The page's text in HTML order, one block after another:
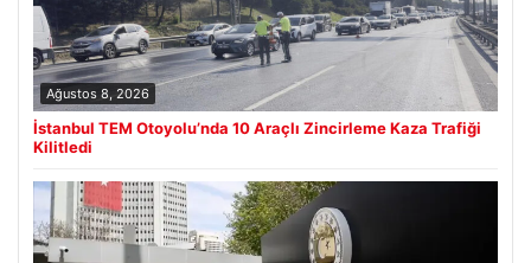
Ağustos 8, 2026
İstanbul TEM Otoyolu’nda 10 Araçlı Zincirleme Kaza Trafiği
Kilitledi